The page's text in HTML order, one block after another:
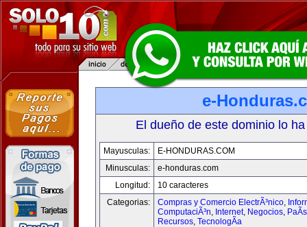
e-
El dueño de este dominio lo
Mayusculas:
E-HONDURAS.COM
Minusculas:
e-honduras.com
Longitud:
10 caracteres
Categorias:
Compras y Comercio ElectrÃ³nico,
ComputaciÃ³n, Internet, Negocios,
Recursos, TecnologÃ­a